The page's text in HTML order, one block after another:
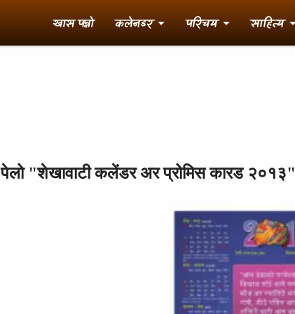
खास पन्नो कलेनडर परिचय साहित्य
पेलो "शेखावाटी कलेंडर अर प्रोमिस कारड २०१३"